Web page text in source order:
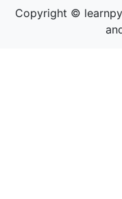
Copyright ©